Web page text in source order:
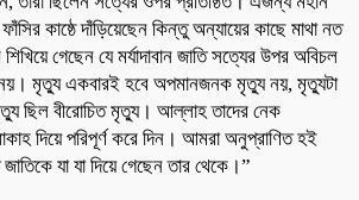
কাষ্ঠে দাঁড়িয়েছেন কিন্তু অন্যায়ের কাছে মাথা নত
গেছেন যে মর্যাদাবান জাতি সত্যের উপর অবিচল
মৃত্যু একবারই হবে অপমানজনক মৃত্যু নয়, মৃত্যুটা
ছিল বীরোচিত মৃত্যু। আল্লাহ তাদের নেক
দিয়ে পরিপূর্ণ করে দিন। আমরা অনুপ্রাণিত হই
যা যা দিয়ে গেছেন তার থেকে।”